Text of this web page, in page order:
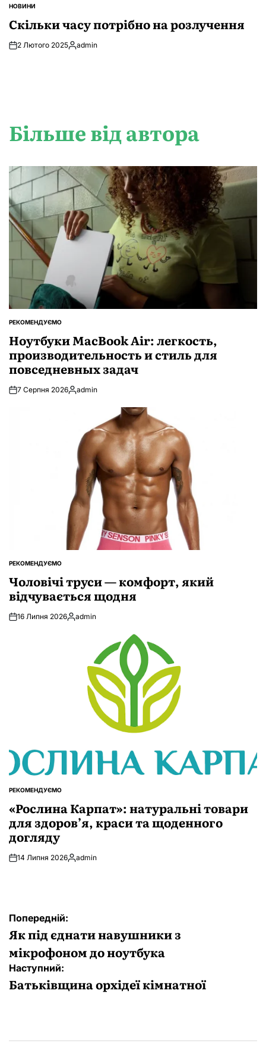
ОПУБЛІКУВАТИ
НОВИНИ
Скільки часу потрібно на розлучення
2 Лютого 2025Опубліковано
admin
Більше від автора
ОПУБЛІКУВАТИ
РЕКОМЕНДУЄМО
Ноутбуки MacBook Air: легкость,
производительность и стиль для
повседневных задач
7 Серпня 2026Опубліковано
admin
ОПУБЛІКУВАТИ
РЕКОМЕНДУЄМО
Чоловічі труси — комфорт, який
відчувається щодня
16 Липня 2026Опубліковано
admin
ОПУБЛІКУВАТИ
РЕКОМЕНДУЄМО
«Рослина Карпат»: натуральні товари
для здоров’я, краси та щоденного
догляду
14 Липня 2026Опубліковано
admin
Навігація
записів
Попередній:
Як під єднати навушники з
мікрофоном до ноутбука
Наступний:
Батьківщина орхідеї кімнатної